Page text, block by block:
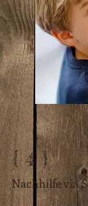
{ 4 }
Nachhilfe via